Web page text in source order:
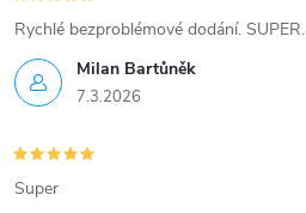
Milan Bartůněk
7.3.2026
Rychlé bezproblémové dodání. SUPER.
Super